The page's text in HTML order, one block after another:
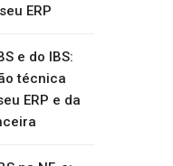
ERP
e do IBS:
técnica
ERP e da